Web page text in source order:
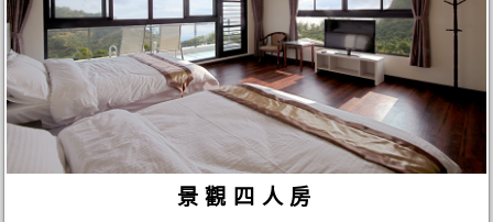
景觀四人房